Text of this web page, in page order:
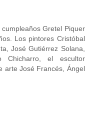
Gretel Piquer
Los pintores Cristóbal
José Gutiérrez Solana,
Chicharro, el escultor
arte José Francés, Ángel